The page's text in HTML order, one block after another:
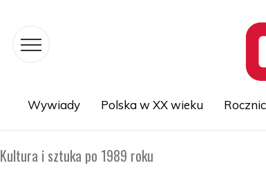
Wywiady Polska w XX wieku
Kultura i sztuka po 1989 roku